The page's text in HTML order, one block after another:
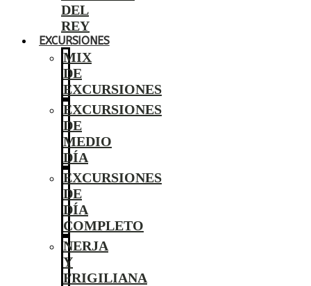
DEL
REY
EXCURSIONES
MIX
DE
EXCURSIONES
EXCURSIONES
DE
MEDIO
DÍA
EXCURSIONES
DE
DÍA
COMPLETO
NERJA
Y
FRIGILIANA